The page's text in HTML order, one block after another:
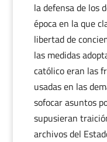
la defensa de los
época en la que
libertad de
las medidas
católico eran las
usadas en las
sofocar asuntos
supusieran
archivos del